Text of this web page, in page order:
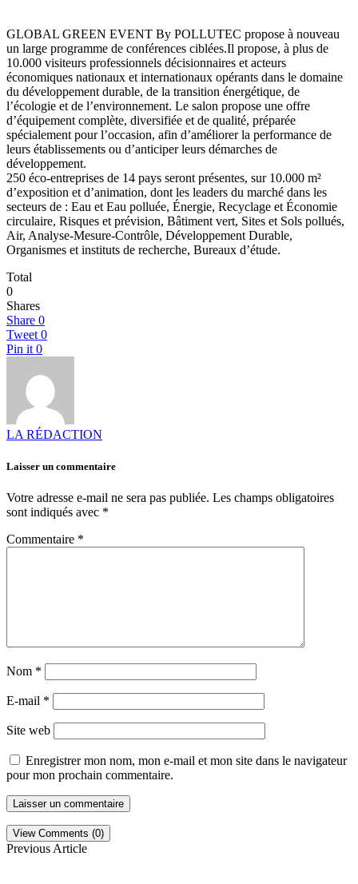
GLOBAL GREEN EVENT By POLLUTEC propose à nouveau
un large programme de conférences ciblées.Il propose, à plus de
10.000 visiteurs professionnels décisionnaires et acteurs
économiques nationaux et internationaux opérants dans le domaine
du développement durable, de la transition énergétique, de
l’écologie et de l’environnement. Le salon propose une offre
d’équipement complète, diversifiée et de qualité, préparée
spécialement pour l’occasion, afin d’améliorer la performance de
leurs établissements ou d’anticiper leurs démarches de
développement.
250 éco-entreprises de 14 pays seront présentes, sur 10.000 m²
d’exposition et d’animation, dont les leaders du marché dans les
secteurs de : Eau et Eau polluée, Énergie, Recyclage et Économie
circulaire, Risques et prévision, Bâtiment vert, Sites et Sols pollués,
Air, Analyse-Mesure-Contrôle, Développement Durable,
Organismes et instituts de recherche, Bureaux d’étude.
Total
0
Shares
Share 0
Tweet 0
Pin it 0
LA RÉDACTION
Laisser un commentaire
Votre adresse e-mail ne sera pas publiée. Les champs obligatoires
sont indiqués avec *
Commentaire *
Nom *
E-mail *
Site web
Enregistrer mon nom, mon e-mail et mon site dans le navigateur
pour mon prochain commentaire.
View Comments (0)
Previous Article